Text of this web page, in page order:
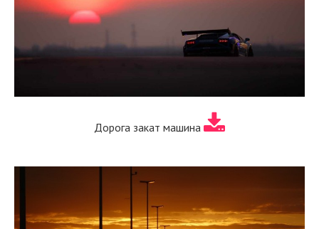
Дорога закат машина